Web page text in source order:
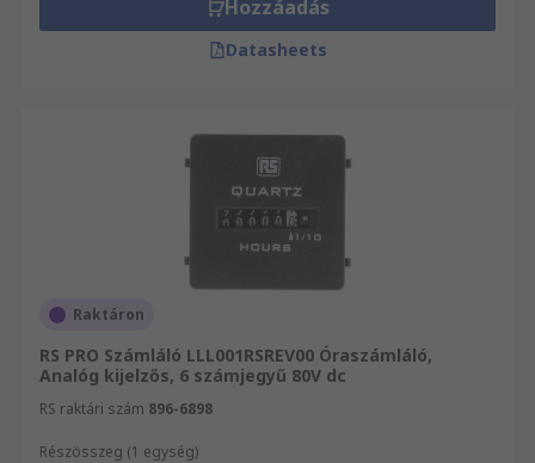
Hozzáadás
Datasheets
Raktáron
RS PRO Számláló LLL001RSREV00 Óraszámláló,
Analóg kijelzős, 6 számjegyű 80V dc
RS raktári szám 896-6898
Részösszeg (1 egység)